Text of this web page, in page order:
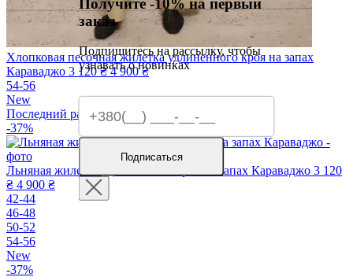
Хлопковая песочная жилетка удлиненного кроя на запах
Караваджо 3 120 ₴ 4 900 ₴
54-56
New
Последний размер
-37%
Льняная жилетка удлиненного кроя на запах Караваджо 3 120
₴ 4 900 ₴
42-44
46-48
50-52
54-56
New
-37%
заказ
Подпишитесь на рассылку, чтобы
узнавать о новинках
Подписаться